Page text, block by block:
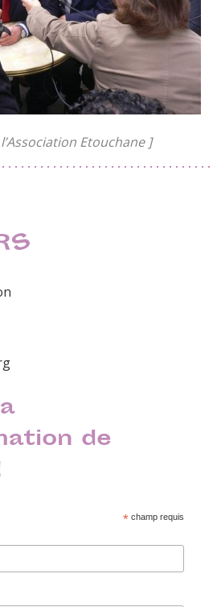
Etouchane ]
de
* champ requis